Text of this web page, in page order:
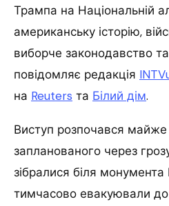
Трампа на Національній
американську історію,
виборче законодавство
повідомляє редакція
на Reuters та Білий дім.
Виступ розпочався майже
запланованого через
зібралися біля
тимчасово евакуювали